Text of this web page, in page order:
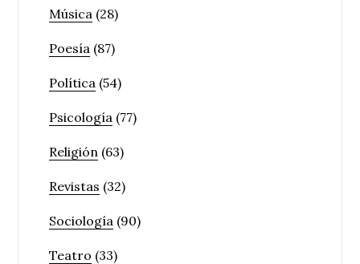
Música (28)
Poesía (87)
Política (54)
Psicología (77)
Religión (63)
Revistas (32)
Sociología (90)
Teatro (33)